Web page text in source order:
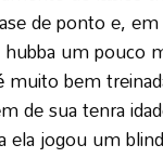
de ponto e,
hubba um pouco
muito bem
de sua tenra
ela jogou um